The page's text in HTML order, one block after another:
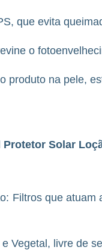
que evita
o
produto na pele,
Solar
Filtros que
Vegetal, livre de